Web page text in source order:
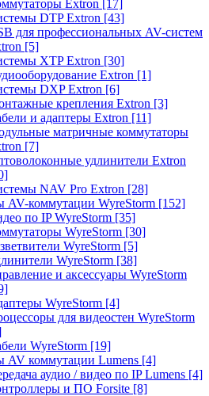
Extron [17]
DTP Extron [43]
для профессиональных AV-систем
[5]
XTP Extron [30]
Extron [1]
DXP Extron [6]
крепления Extron [3]
и адаптеры Extron [11]
матричные коммутаторы
[7]
удлинители Extron
NAV Pro Extron [28]
AV-коммутации WyreStorm [152]
по IP WyreStorm [35]
WyreStorm [30]
WyreStorm [5]
WyreStorm [38]
и аксессуары WyreStorm
WyreStorm [4]
для видеостен WyreStorm
WyreStorm [19]
AV коммутации Lumens [4]
аудио / видео по IP Lumens [4]
и ПО Forsite [8]